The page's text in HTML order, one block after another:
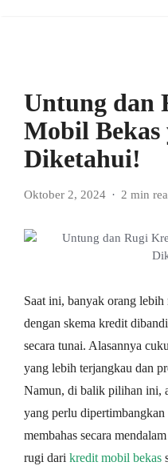
Untung dan
Mobil
Diketahui!
Oktober 2, 2024 2 min
Saat ini, banyak orang
dengan skema kredit
secara tunai. Alasannya
yang lebih terjangkau dan
Namun, di balik pilihan ini,
yang perlu
membahas secara
rugi dari kredit mobil bekas